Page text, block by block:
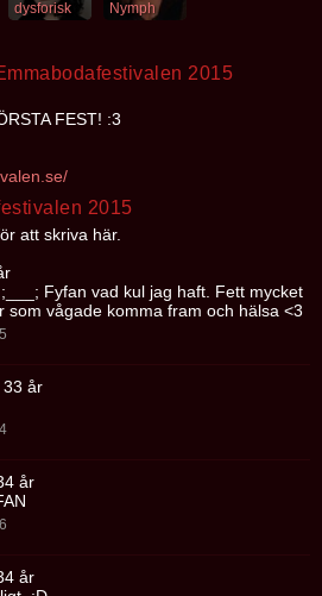
dysforisk Nymph
2015
FEST! :3
2015
att skriva här.
Fyfan vad kul jag haft. Fett mycket
som vågade komma fram och hälsa <3
33 år
år
år